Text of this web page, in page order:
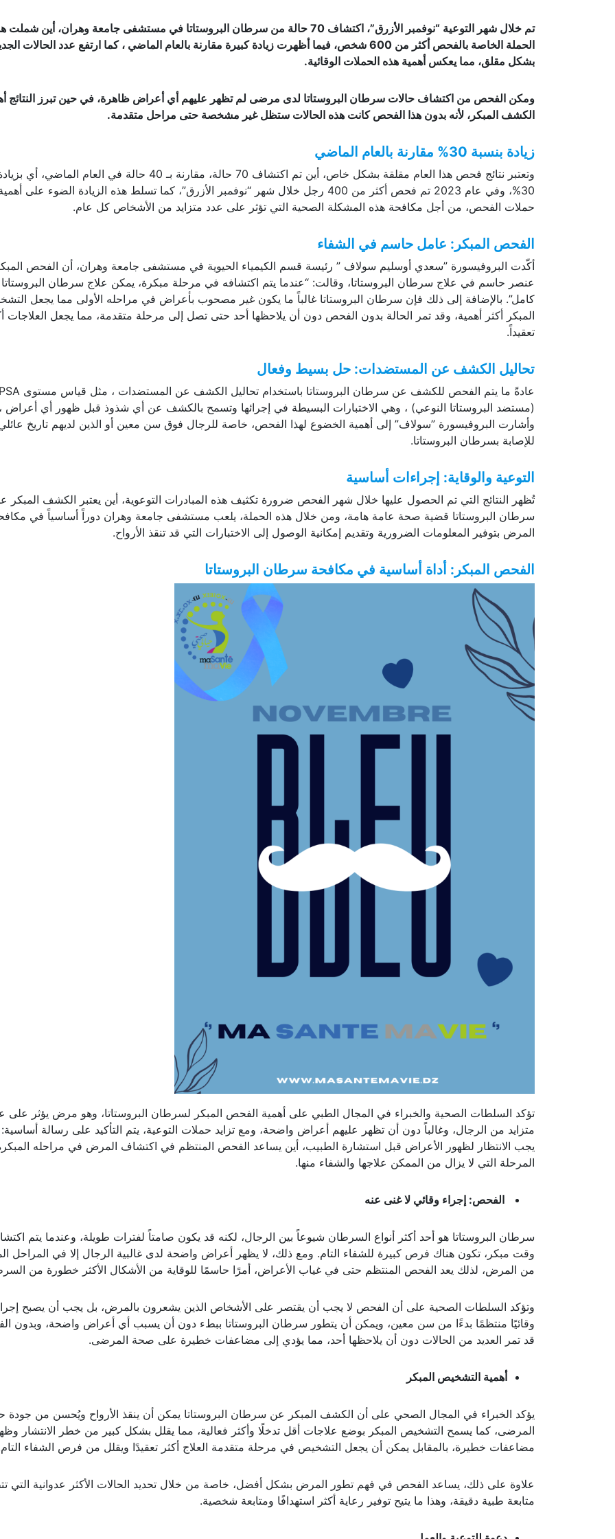
تم خلال شهر التوعية “نوفمبر الأزرق”، اكتشاف 70 حالة من سرطان البروستاتا في مستشفى جامعة وهران، أين
الحملة الخاصة بالفحص أكثر من 600 شخص، فيما أظهرت زيادة كبيرة مقارنة بالعام الماضي ، كما ارتفع عدد الحالات
بشكل مقلق، مما يعكس أهمية هذه الحملات الوقائية.
ومكن الفحص من اكتشاف حالات سرطان البروستاتا لدى مرضى لم تظهر عليهم أي أعراض ظاهرة، في حين تبرز النتائج
الكشف المبكر، لأنه بدون هذا الفحص كانت هذه الحالات ستظل غير مشخصة حتى مراحل متقدمة.
زيادة بنسبة 30% مقارنة بالعام الماضي
وتعتبر نتائج فحص هذا العام مقلقة بشكل خاص، أين تم اكتشاف 70 حالة، مقارنة بـ 40 حالة في العام
30%، وفي عام 2023 تم فحص أكثر من 400 رجل خلال شهر “نوفمبر الأزرق”، كما تسلط هذه الزيادة الضوء على
حملات الفحص، من أجل مكافحة هذه المشكلة الصحية التي تؤثر على عدد متزايد من الأشخاص كل عام.
الفحص المبكر: عامل حاسم في الشفاء
أكّدت البروفيسورة ”سعدي أوسليم سولاف ” رئيسة قسم الكيمياء الحيوية في مستشفى جامعة وهران، أن الفحص
عنصر حاسم في علاج سرطان البروستاتا، وقالت: “عندما يتم اكتشافه في مرحلة مبكرة، يمكن علاج سرطان
كامل”. بالإضافة إلى ذلك فإن سرطان البروستاتا غالباً ما يكون غير مصحوب بأعراض في مراحله الأولى مما يجعل
المبكر أكثر أهمية، وقد تمر الحالة بدون الفحص دون أن يلاحظها أحد حتى تصل إلى مرحلة متقدمة، مما يجعل العلاجات
تعقيداً.
تحاليل الكشف عن المستضدات: حل بسيط وفعال
عادةً ما يتم الفحص للكشف عن سرطان البروستاتا باستخدام تحاليل الكشف عن المستضدات ، مثل قياس مستوى PSA
(مستضد البروستاتا النوعي) ، وهي الاختبارات البسيطة في إجرائها وتسمح بالكشف عن أي شذوذ قبل ظهور أي أعراض ،
وأشارت البروفيسورة ”سولاف” إلى أهمية الخضوع لهذا الفحص، خاصة للرجال فوق سن معين أو الذين لديهم تاريخ
للإصابة بسرطان البروستاتا.
التوعية والوقاية: إجراءات أساسية
تُظهر النتائج التي تم الحصول عليها خلال شهر الفحص ضرورة تكثيف هذه المبادرات التوعوية، أين يعتبر الكشف المبكر
سرطان البروستاتا قضية صحة عامة هامة، ومن خلال هذه الحملة، يلعب مستشفى جامعة وهران دوراً أساسياً في
المرض بتوفير المعلومات الضرورية وتقديم إمكانية الوصول إلى الاختبارات التي قد تنقذ الأرواح.
الفحص المبكر: أداة أساسية في مكافحة سرطان البروستاتا
تؤكد السلطات الصحية والخبراء في المجال الطبي على أهمية الفحص المبكر لسرطان البروستاتا، وهو مرض يؤثر على
متزايد من الرجال، وغالباً دون أن تظهر عليهم أعراض واضحة، ومع تزايد حملات التوعية، يتم التأكيد على رسالة أساسية:
يجب الانتظار لظهور الأعراض قبل استشارة الطبيب، أين يساعد الفحص المنتظم في اكتشاف المرض في مراحله
المرحلة التي لا يزال من الممكن علاجها والشفاء منها.
الفحص: إجراء وقائي لا غنى عنه
سرطان البروستاتا هو أحد أكثر أنواع السرطان شيوعاً بين الرجال، لكنه قد يكون صامتاً لفترات طويلة، وعندما يتم
وقت مبكر، تكون هناك فرص كبيرة للشفاء التام. ومع ذلك، لا يظهر أعراض واضحة لدى غالبية الرجال إلا في المراحل
من المرض، لذلك يعد الفحص المنتظم حتى في غياب الأعراض، أمرًا حاسمًا للوقاية من الأشكال الأكثر خطورة من
وتؤكد السلطات الصحية على أن الفحص لا يجب أن يقتصر على الأشخاص الذين يشعرون بالمرض، بل يجب أن يصبح
وقائيًا منتظمًا بدءًا من سن معين، ويمكن أن يتطور سرطان البروستاتا ببطء دون أن يسبب أي أعراض واضحة، وبدون
قد تمر العديد من الحالات دون أن يلاحظها أحد، مما يؤدي إلى مضاعفات خطيرة على صحة المرضى.
أهمية التشخيص المبكر
يؤكد الخبراء في المجال الصحي على أن الكشف المبكر عن سرطان البروستاتا يمكن أن ينقذ الأرواح ويُحسن من جودة
المرضى، كما يسمح التشخيص المبكر بوضع علاجات أقل تدخلًا وأكثر فعالية، مما يقلل بشكل كبير من خطر الانتشار
مضاعفات خطيرة، بالمقابل يمكن أن يجعل التشخيص في مرحلة متقدمة العلاج أكثر تعقيدًا ويقلل من فرص الشفاء
علاوة على ذلك، يساعد الفحص في فهم تطور المرض بشكل أفضل، خاصة من خلال تحديد الحالات الأكثر عدوانية التي
متابعة طبية دقيقة، وهذا ما يتيح توفير رعاية أكثر استهدافًا ومتابعة شخصية.